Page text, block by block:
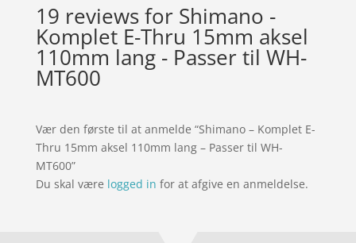
19 reviews for Shimano -
Komplet E-Thru 15mm aksel
110mm lang - Passer til WH-
MT600
Vær den første til at anmelde “Shimano – Komplet E-
Thru 15mm aksel 110mm lang – Passer til WH-
MT600”
Du skal være logged in for at afgive en anmeldelse.